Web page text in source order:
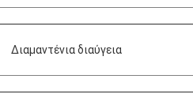
Διαμαντένια διαύγεια